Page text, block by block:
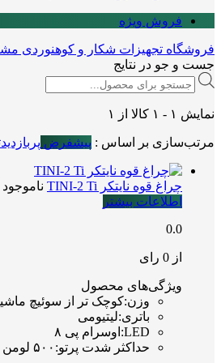
فروش ویژه
فروشگاه تجهیزات شکار و کوهنوردی
جست و جو در نتایج
Products
search
نمایش ۱ - ۱ کالا از ۱
مرتب‌سازی بر اساس : پیشفرض
چراغ قوه نایتکر TINI-2 Ti
ناموجود
اطلاعات بیشتر
0.0
از 0 رای
ویژگی‌های محصول
وزن:کوچک تر از سوئیچ
باتری:لیتیومی
LED
: اوسرام پی ۸
حداکثر شدت پرتو: ۵۰۰ لومن